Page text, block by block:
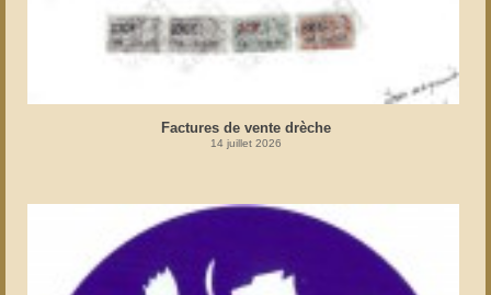
Factures de vente drèche
14 juillet 2026